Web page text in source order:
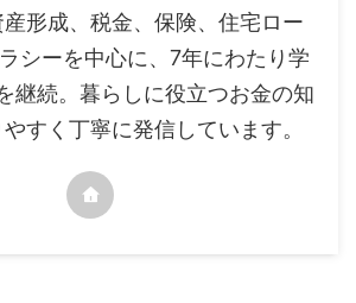
形成、税金、保険、住宅ロー
シーを中心に、7年にわたり学
継続。暮らしに役立つお金の知
すく丁寧に発信しています。